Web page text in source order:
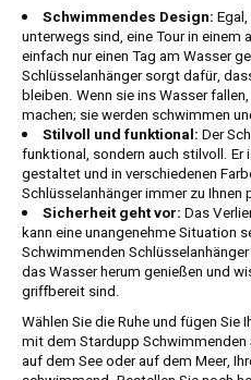
Schwimmendes Design:
unterwegs sind, eine Tour in einem
einfach nur einen Tag am Wasser
Schlüsselanhänger sorgt dafür,
bleiben. Wenn sie ins Wasser
machen; sie werden schwimmen
Stilvoll und funktional: Der
funktional, sondern auch stilvoll. Er
gestaltet und in verschiedenen
Schlüsselanhänger immer zu Ihnen
Sicherheit geht vor: Das
kann eine unangenehme Situation
Schwimmenden
das Wasser herum genießen und
griffbereit sind.
Wählen Sie die Ruhe und fügen
mit dem Stardupp Schwimmenden
auf dem See oder auf dem Meer,